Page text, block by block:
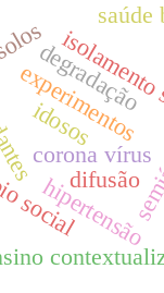
corona vírus
social
experimentos
hipertensão
idosos
saúde
degradação
difusão